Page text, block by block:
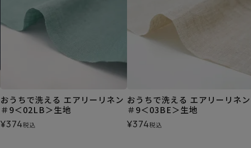
おうちで洗える エアリーリネン
＃9＜02LB＞生地
¥374税込
おうちで洗える エアリーリネン
＃9＜03BE＞生地
¥374税込